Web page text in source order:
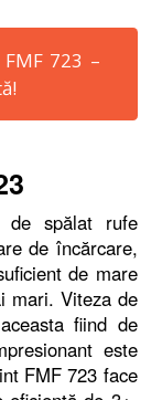
723 –
de spălat rufe
de încărcare,
de mare
mari. Viteza de
fiind de
este
FMF 723 face